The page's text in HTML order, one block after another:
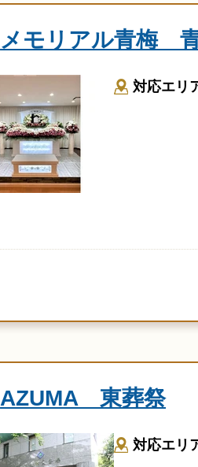
メモリアル青梅
対応エリ
AZUMA 東葬祭
対応エリ